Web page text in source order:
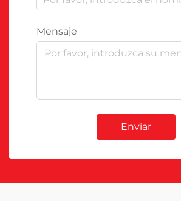
Mensaje
Enviar